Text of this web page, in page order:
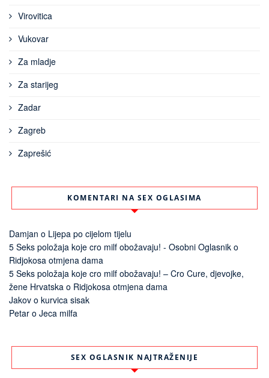
Virovitica
Vukovar
Za mladje
Za starijeg
Zadar
Zagreb
Zaprešić
KOMENTARI NA SEX OGLASIMA
Damjan o Lijepa po cijelom tijelu
5 Seks položaja koje cro milf obožavaju! - Osobni Oglasnik o
Ridjokosa otmjena dama
5 Seks položaja koje cro milf obožavaju! – Cro Cure, djevojke,
žene Hrvatska o Ridjokosa otmjena dama
Jakov o kurvica sisak
Petar o Jeca milfa
SEX OGLASNIK NAJTRAŽENIJE